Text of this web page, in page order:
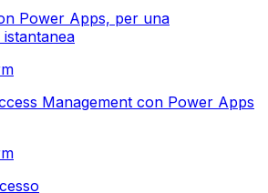
Power Apps, per una
Management con Power Apps